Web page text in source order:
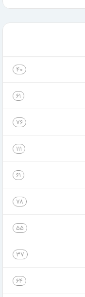
۴۰
۶۱
۷۶
۱۱۱
۶۱
۷۸
۵۵
۳۷
۶۴